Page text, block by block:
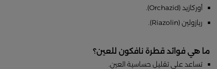
أوركازيد (Orchazid).
ريازولين (Riazolin).
ما هي فوائد قطرة نافكون للعين؟
تساعد على تقليل حساسية العين.